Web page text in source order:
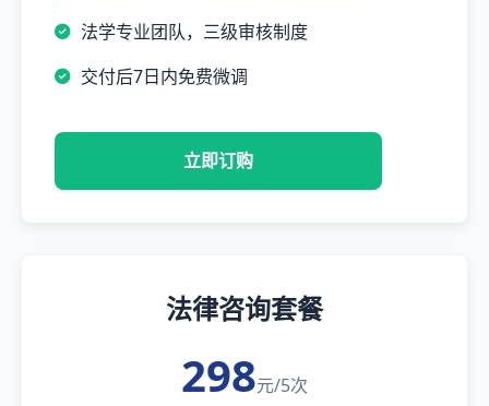
法学专业团队，三级审核制度
交付后7日内免费微调
立即订购
法律咨询套餐
298元/5次